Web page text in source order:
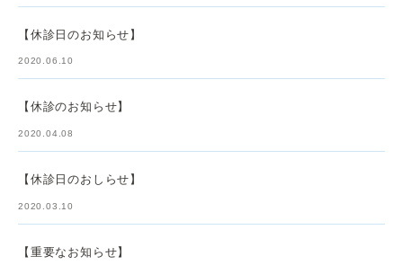
【休診日のお知らせ】
2020.06.10
【休診のお知らせ】
2020.04.08
【休診日のおしらせ】
2020.03.10
【重要なお知らせ】